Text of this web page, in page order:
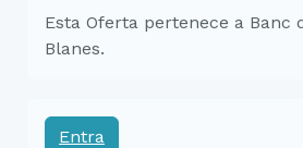
Esta Oferta pertenece a Banc
Blanes.
Entra